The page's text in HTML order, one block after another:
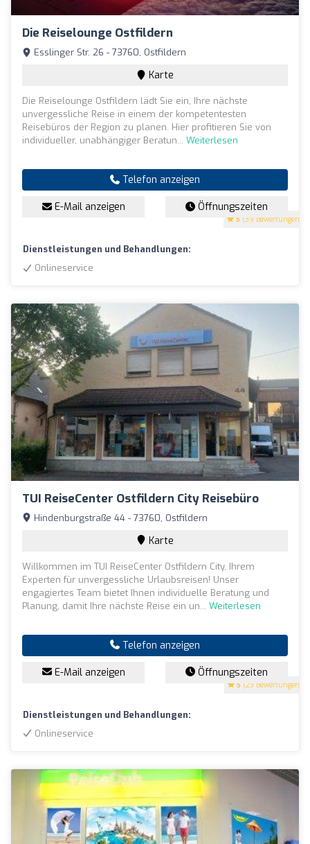
Die Reiselounge Ostfildern
5 (39 Bewertungen)
Esslinger Str. 26 - 73760, Ostfildern
Karte
Die Reiselounge Ostfildern lädt Sie ein, Ihre nächste
unvergessliche Reise in einem der kompetentesten
Reisebüros der Region zu planen. Hier profitieren Sie von
individueller, unabhängiger Beratun... Weiterlesen
Telefon anzeigen
E-Mail anzeigen Öffnungszeiten
Dienstleistungen und Behandlungen:
Onlineservice
TUI ReiseCenter Ostfildern City Reisebüro
5 (23 Bewertungen)
Hindenburgstraße 44 - 73760, Ostfildern
Karte
Willkommen im TUI ReiseCenter Ostfildern City, Ihrem
Experten für unvergessliche Urlaubsreisen! Unser
engagiertes Team bietet Ihnen individuelle Beratung und
Planung, damit Ihre nächste Reise ein un... Weiterlesen
Telefon anzeigen
E-Mail anzeigen Öffnungszeiten
Dienstleistungen und Behandlungen:
Onlineservice